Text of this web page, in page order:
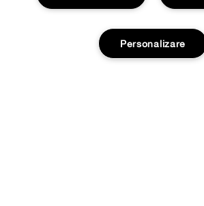
Localizeaza un magazin
Personalizare